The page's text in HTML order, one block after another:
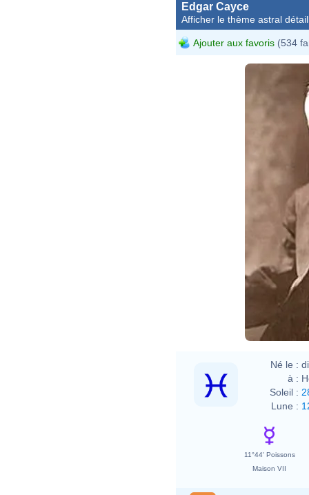
Edgar Cayce
Afficher le thème astral
Ajouter aux favoris (534
Né le :
à :
Soleil :
Lune :
11°44' Poissons
Maison VII